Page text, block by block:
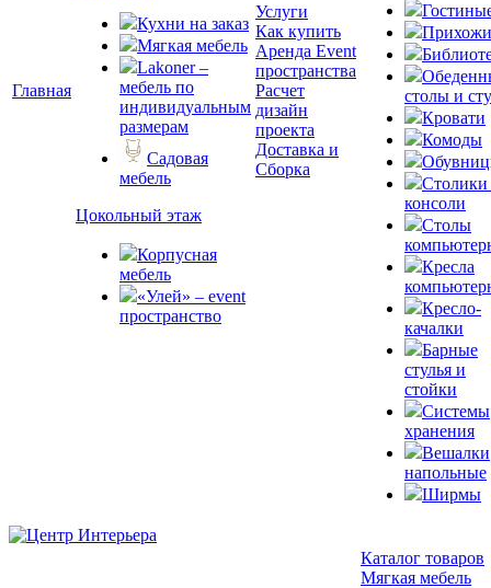
Главная
Кухни на заказ
Мягкая мебель
Lakoner –
мебель по
индивидуальным
размерам
Садовая
мебель
Цокольный этаж
Корпусная
мебель
«Улей» – event
пространство
Услуги
Как купить
Аренда Event
пространства
Расчет
дизайн
проекта
Доставка и
Сборка
столы и
Кровати
Комоды
Столики
консоли
Столы
Кресла
Кресло-
качалки
Барные
стулья и
стойки
Системы
хранения
Вешалки
напольные
Ширмы
Каталог товаров
Мягкая мебель